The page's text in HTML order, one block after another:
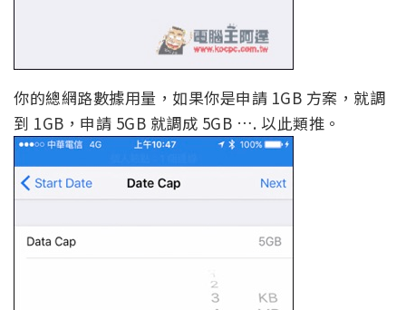
你的總網路數據用量，如果你是申請 1GB 方案，就調
到 1GB，申請 5GB 就調成 5GB …. 以此類推。